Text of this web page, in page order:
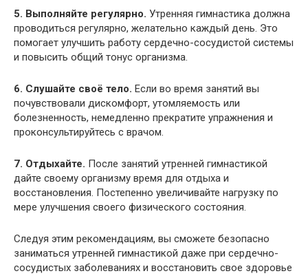
5. Выполняйте регулярно. Утренняя гимнастика должна
проводиться регулярно, желательно каждый день. Это
помогает улучшить работу сердечно-сосудистой системы
и повысить общий тонус организма.
6. Слушайте своё тело. Если во время занятий вы
почувствовали дискомфорт, утомляемость или
болезненность, немедленно прекратите упражнения и
проконсультируйтесь с врачом.
7. Отдыхайте. После занятий утренней гимнастикой
дайте своему организму время для отдыха и
восстановления. Постепенно увеличивайте нагрузку по
мере улучшения своего физического состояния.
Следуя этим рекомендациям, вы сможете безопасно
заниматься утренней гимнастикой даже при сердечно-
сосудистых заболеваниях и восстановить свое здоровье